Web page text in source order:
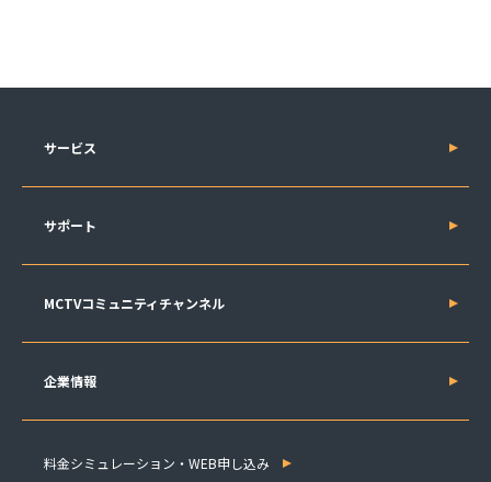
サービス
サポート
MCTVコミュニティチャンネル
企業情報
料金シミュレーション・WEB申し込み